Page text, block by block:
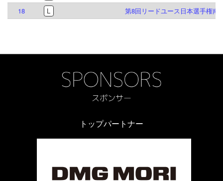
18
L 第8回リードユース日本選手権南
トップパートナー